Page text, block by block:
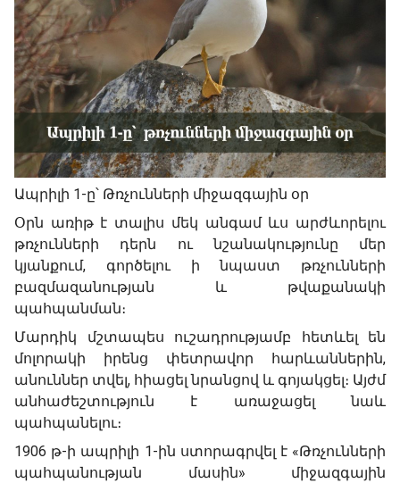
Ապրիլի 1-ը՝ Թռչունների միջազգային օր
Օրն առիթ է տալիս մեկ անգամ ևս արժևորելու
թռչունների դերն ու նշանակությունը մեր
կյանքում, գործելու ի նպաստ թռչունների
բազմազանության և թվաքանակի
պահպանման։
Մարդիկ մշտապես ուշադրությամբ հետևել են
մոլորակի իրենց փետրավոր հարևաններին,
անուններ տվել, հիացել նրանցով և գոյակցել։ Այժմ
անհաժեշտություն է առաջացել նաև
պահպանելու։
1906 թ-ի ապրիլի 1-ին ստորագրվել է «Թռչունների
պահպանության մասին» միջազգային